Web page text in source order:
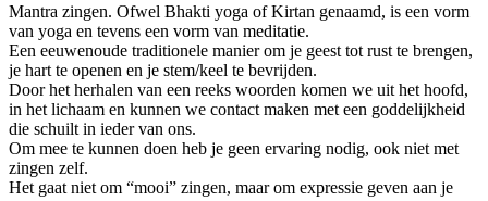
Mantra zingen. Ofwel Bhakti yoga of Kirtan genaamd, is een vorm
van yoga en tevens een vorm van meditatie.
Een eeuwenoude traditionele manier om je geest tot rust te brengen,
je hart te openen en je stem/keel te bevrijden.
Door het herhalen van een reeks woorden komen we uit het hoofd,
in het lichaam en kunnen we contact maken met een goddelijkheid
die schuilt in ieder van ons.
Om mee te kunnen doen heb je geen ervaring nodig, ook niet met
zingen zelf.
Het gaat niet om “mooi” zingen, maar om expressie geven aan je